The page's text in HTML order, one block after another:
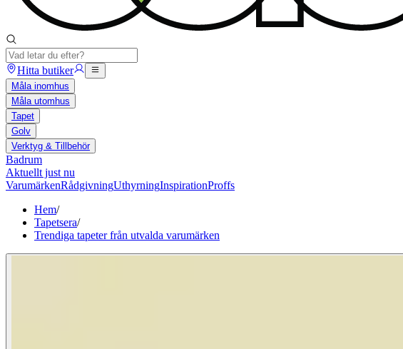
Hitta butiker
Måla inomhus
Måla utomhus
Tapet
Golv
Verktyg & Tillbehör
Badrum
Aktuellt just nu
VarumärkenRådgivningUthyrningInspirationProffs
Hem/
Tapetsera/
Trendiga tapeter från utvalda varumärken